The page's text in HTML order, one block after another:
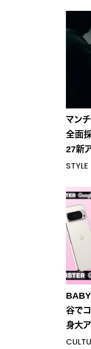
マン
全面
27新
STYLE
谷で
身大